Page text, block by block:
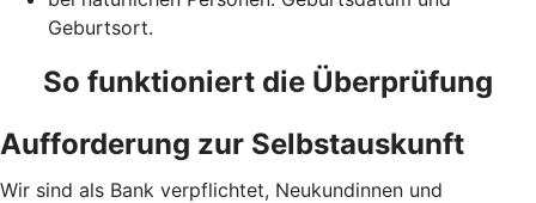
Geburtsort.
So funktioniert die Überprüfung
Aufforderung zur Selbstauskunft
Wir sind als Bank verpflichtet, Neukundinnen und